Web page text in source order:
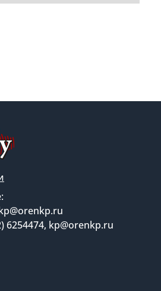
6254474, kp@orenkp.ru